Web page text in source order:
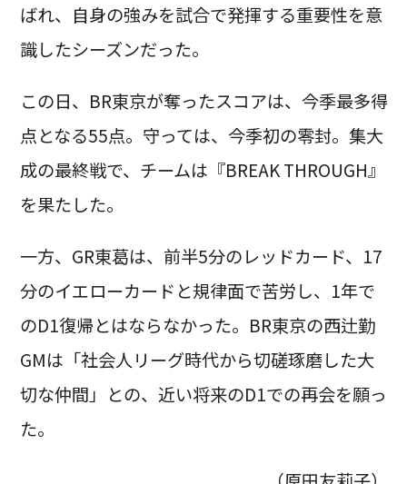
ばれ、自身の強みを試合で発揮する重要性を意
識したシーズンだった。
この日、BR東京が奪ったスコアは、今季最多得
点となる55点。守っては、今季初の零封。集大
成の最終戦で、チームは『BREAK THROUGH』
を果たした。
一方、GR東葛は、前半5分のレッドカード、17
分のイエローカードと規律面で苦労し、1年で
のD1復帰とはならなかった。BR東京の西辻勤
GMは「社会人リーグ時代から切磋琢磨した大
切な仲間」との、近い将来のD1での再会を願っ
た。